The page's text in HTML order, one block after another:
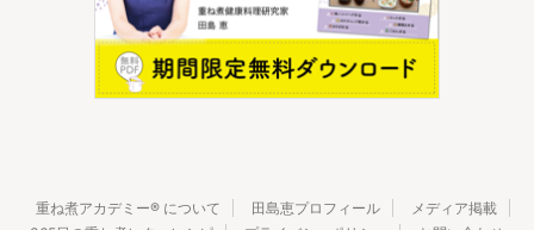
重ね煮アカデミー® について 田島恵プロフィール
メディア掲載